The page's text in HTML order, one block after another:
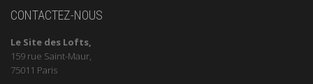
CONTACTEZ-NOUS
Le Site des Lofts,
159 rue Saint-Maur,
75011 Paris